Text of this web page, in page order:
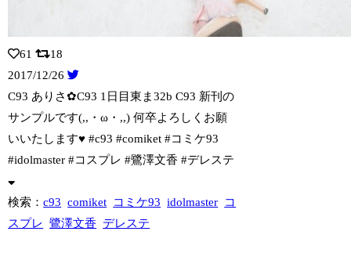
61
18
2017/12/26
C93 ありさ✿C93 1日目東ま32b C93 新刊の
サンプルです(,,・ω・ ,,) 何卒よろしくお願
いいたします♥ #c93 #comiket #コミケ93
#idolmaster #コスプレ #鷺澤文香 #デレステ
検索：c93 comiket コミケ93 idolmaster
コ
スプレ 鷺澤文香 デレステ